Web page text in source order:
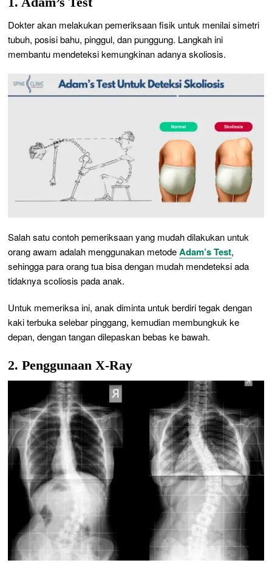
Dokter akan melakukan pemeriksaan fisik untuk menilai simetri
tubuh, posisi bahu, pinggul, dan punggung. Langkah ini
membantu mendeteksi kemungkinan adanya skoliosis.
Salah satu contoh pemeriksaan yang mudah dilakukan untuk
orang awam adalah menggunakan metodeAdam’s Test,
sehingga para orang tua bisa dengan mudah mendeteksi ada
tidaknya scoliosis pada anak.
Untuk memeriksa ini, anak diminta untuk berdiri tegak dengan
kaki terbuka selebar pinggang, kemudian membungkuk ke
depan, dengan tangan dilepaskan bebas ke bawah.
2. Penggunaan X-Ray